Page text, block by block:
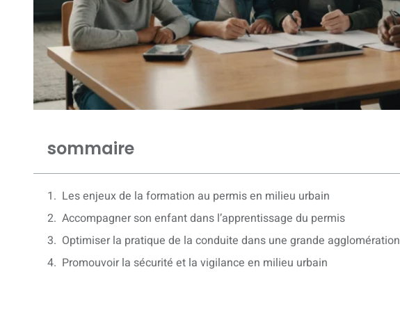
sommaire
Les enjeux de la formation au permis en milieu urbain
Accompagner son enfant dans l’apprentissage du permis
Optimiser la pratique de la conduite dans une grande agglomération
Promouvoir la sécurité et la vigilance en milieu urbain